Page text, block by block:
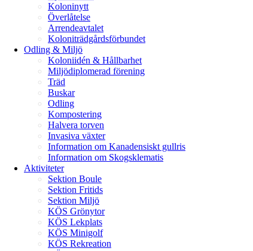
Koloninytt
Överlåtelse
Arrendeavtalet
Koloniträdgårdsförbundet
Odling & Miljö
Koloniidén & Hållbarhet
Miljödiplomerad förening
Träd
Buskar
Odling
Kompostering
Halvera torven
Invasiva växter
Information om Kanadensiskt gullris
Information om Skogsklematis
Aktiviteter
Sektion Boule
Sektion Fritids
Sektion Miljö
KÖS Grönytor
KÖS Lekplats
KÖS Minigolf
KÖS Rekreation